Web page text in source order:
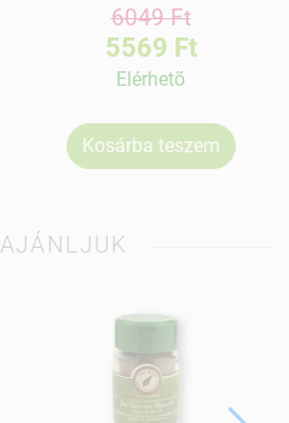
6049 Ft
5569 Ft
Elérhetõ
Kosárba teszem